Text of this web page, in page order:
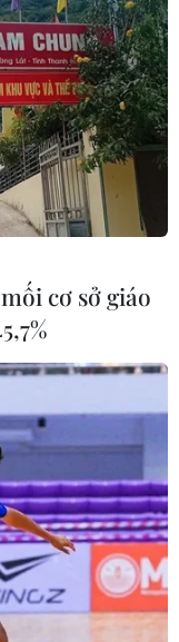
tế Nam Phi
Nam Phi
vận tải, kho bãi
thương mại,
cơ sở giáo